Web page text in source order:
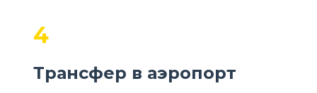
4
Трансфер в аэропорт